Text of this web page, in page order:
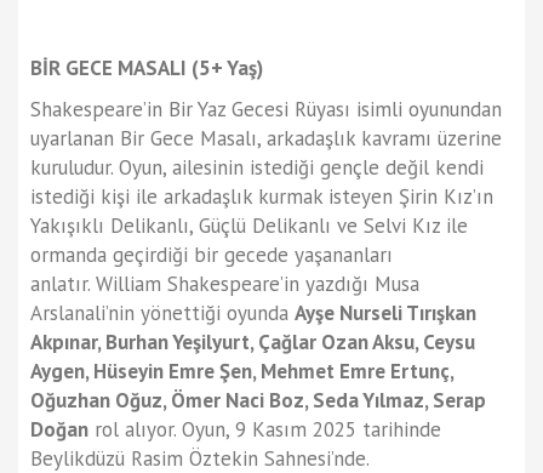
BİR GECE MASALI (5+ Yaş)
Shakespeare’in Bir Yaz Gecesi Rüyası isimli oyunundan
uyarlanan Bir Gece Masalı, arkadaşlık kavramı üzerine
kuruludur. Oyun, ailesinin istediği gençle değil kendi
istediği kişi ile arkadaşlık kurmak isteyen Şirin Kız’ın
Yakışıklı Delikanlı, Güçlü Delikanlı ve Selvi Kız ile
ormanda geçirdiği bir gecede yaşananları
anlatır. William Shakespeare’in yazdığı Musa
Arslanali’nin yönettiği oyunda Ayşe Nurseli Tırışkan
Akpınar, Burhan Yeşilyurt, Çağlar Ozan Aksu, Ceysu
Aygen, Hüseyin Emre Şen, Mehmet Emre Ertunç,
Oğuzhan Oğuz, Ömer Naci Boz, Seda Yılmaz, Serap
Doğan rol alıyor. Oyun, 9 Kasım 2025 tarihinde
Beylikdüzü Rasim Öztekin Sahnesi’nde.